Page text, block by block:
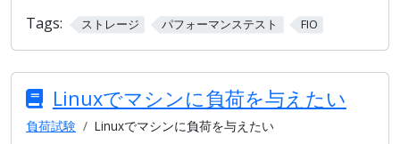
Tags: ストレージ パフォーマンステスト FIO
Linuxでマシンに負荷を与えたい
負荷試験 Linuxでマシンに負荷を与えたい